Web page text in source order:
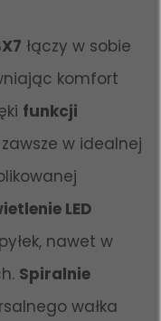
łączy w sobie
komfort
funkcji
w idealnej
LED
nawet w
Spiralnie
wałka